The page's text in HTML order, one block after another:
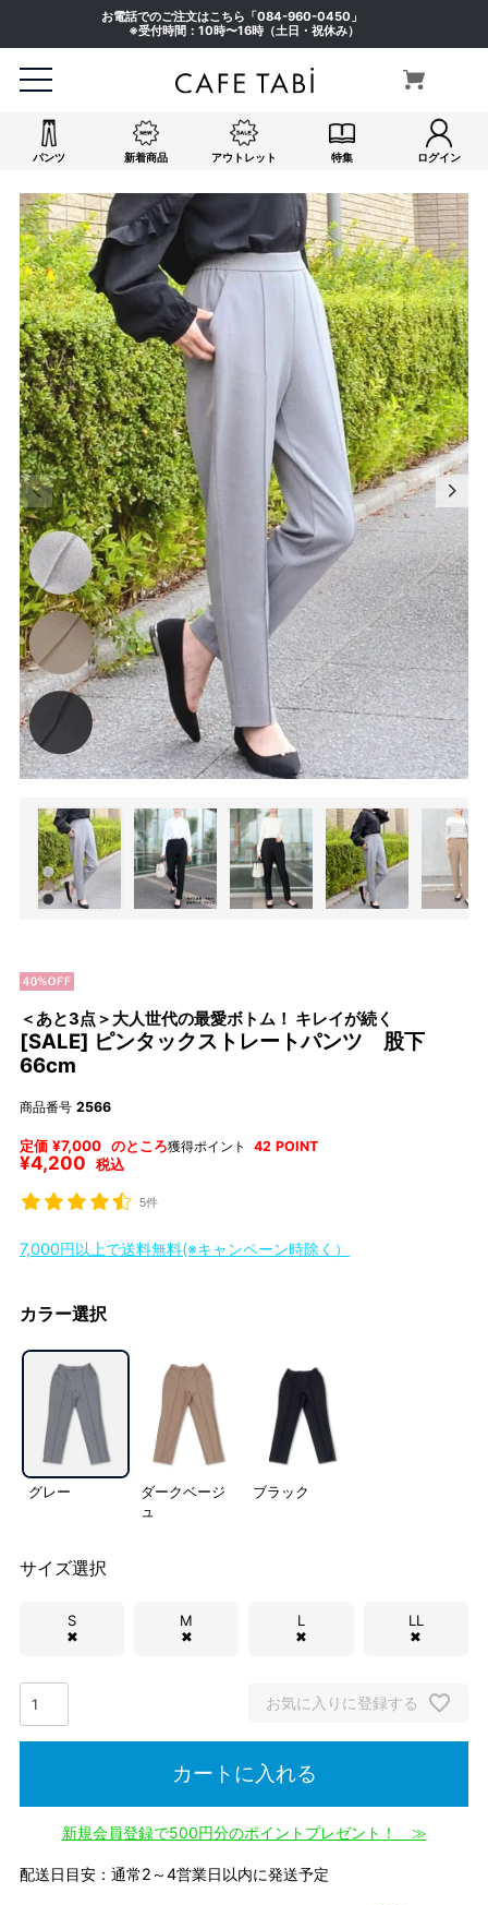
お電話でのご注文はこちら「084-960-0450 」
※受付時間：10時〜16時（土日・祝休み）
パンツ 新着商品 アウトレット 特集 ログイン
＜あと3点＞大人世代の最愛ボトム！ キレイが続く
[SALE] ピンタックストレートパンツ 股下
66cm
商品番号 2566
定価 ¥7,000 のところ
¥4,200 税込
獲得ポイント 42 POINT
5件
7,000円以上で送料無料(※キャンペーン時除く）
カラー選択
グレー
ダークベージ
ュ
ブラック
サイズ選択
S
✖
M
✖
L
✖
LL
✖
お気に入りに登録する
カートに入れる
新規会員登録で500円分のポイントプレゼント！ ≫
配送日目安：通常2～4営業日以内に発送予定